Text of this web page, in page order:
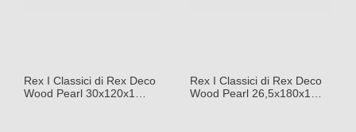
Rex I Classici di Rex Deco
Wood Pearl 30x120x1
Rex I Classici di Rex Deco
Wood Pearl 26,5x180x1